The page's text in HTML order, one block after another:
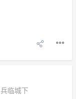
临城下